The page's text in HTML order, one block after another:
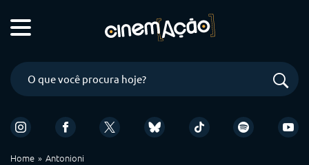
Home Antonioni